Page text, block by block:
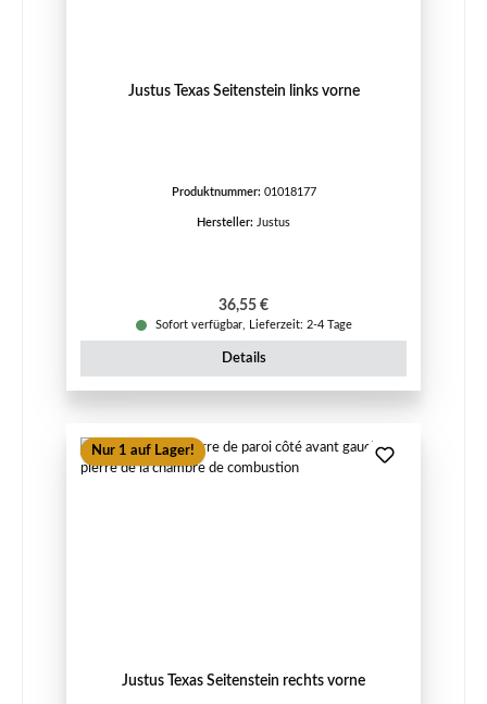
Justus Texas Seitenstein links vorne
Produktnummer: 01018177
Hersteller: Justus
Regulärer Preis:
36,55 €
Sofort verfügbar, Lieferzeit: 2-4 Tage
Details
Nur 1 auf Lager!
Justus Texas Seitenstein rechts vorne